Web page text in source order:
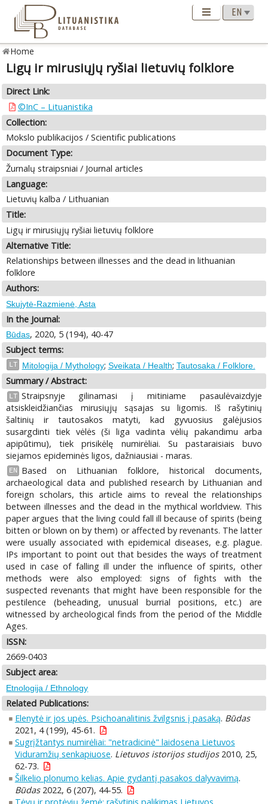
Home
Ligų ir mirusiųjų ryšiai lietuvių folklore
Direct Link:
©InC – Lituanistika
Collection:
Mokslo publikacijos / Scientific publications
Document Type:
Žurnalų straipsniai / Journal articles
Language:
Lietuvių kalba / Lithuanian
Title:
Ligų ir mirusiųjų ryšiai lietuvių folklore
Alternative Title:
Relationships between illnesses and the dead in lithuanian
folklore
Authors:
Skujytė-Razmienė, Asta
In the Journal:
Būdas, 2020, 5 (194), 40-47
Subject terms:
LT Mitologija / Mythology; Sveikata / Health; Tautosaka / Folklore.
Summary / Abstract:
LT Straipsnyje gilinamasi į mitiniame pasaulėvaizdyje
atsiskleidžiančias mirusiųjų sąsajas su ligomis. Iš rašytinių
šaltinių ir tautosakos matyti, kad gyvuosius galėjusios
susargdinti tiek vėlės (ši liga vadinta vėlių pakandimu arba
apipūtimu), tiek prisikėlę numirėliai. Su pastaraisiais buvo
siejamos epideminės ligos, dažniausiai - maras.
EN
Based on Lithuanian folklore, historical documents,
archaeological data and published research by Lithuanian and
foreign scholars, this article aims to reveal the relationships
between illnesses and the dead in the mythical worldview. This
paper argues that the living could fall ill because of spirits (being
bitten or blown on by them) or affected by revenants. The latter
were usually associated with epidemical diseases, e.g. plague.
IPs important to point out that besides the ways of treatment
used in case of falling ill under the influence of spirits, other
methods were also employed: signs of fights with the
suspected revenants that might have been responsible for the
pestilence (beheading, unusual burrial positions, etc.) are
witnessed by archeological finds from the period of the Middle
Ages.
ISSN:
2669-0403
Subject area:
Etnologija / Ethnology
Related Publications:
Elenytė ir jos upės. Psichoanalitinis žvilgsnis į pasaką. Būdas
2021, 4 (199), 45-61.
Sugrįžtantys numirėliai: "netradicinė" laidosena Lietuvos
Viduramžių senkapiuose. Lietuvos istorijos studijos2010, 25,
62-73.
Šilkelio plonumo kelias. Apie gydantį pasakos dalyvavimą.
Būdas2022, 6 (207), 44-55.